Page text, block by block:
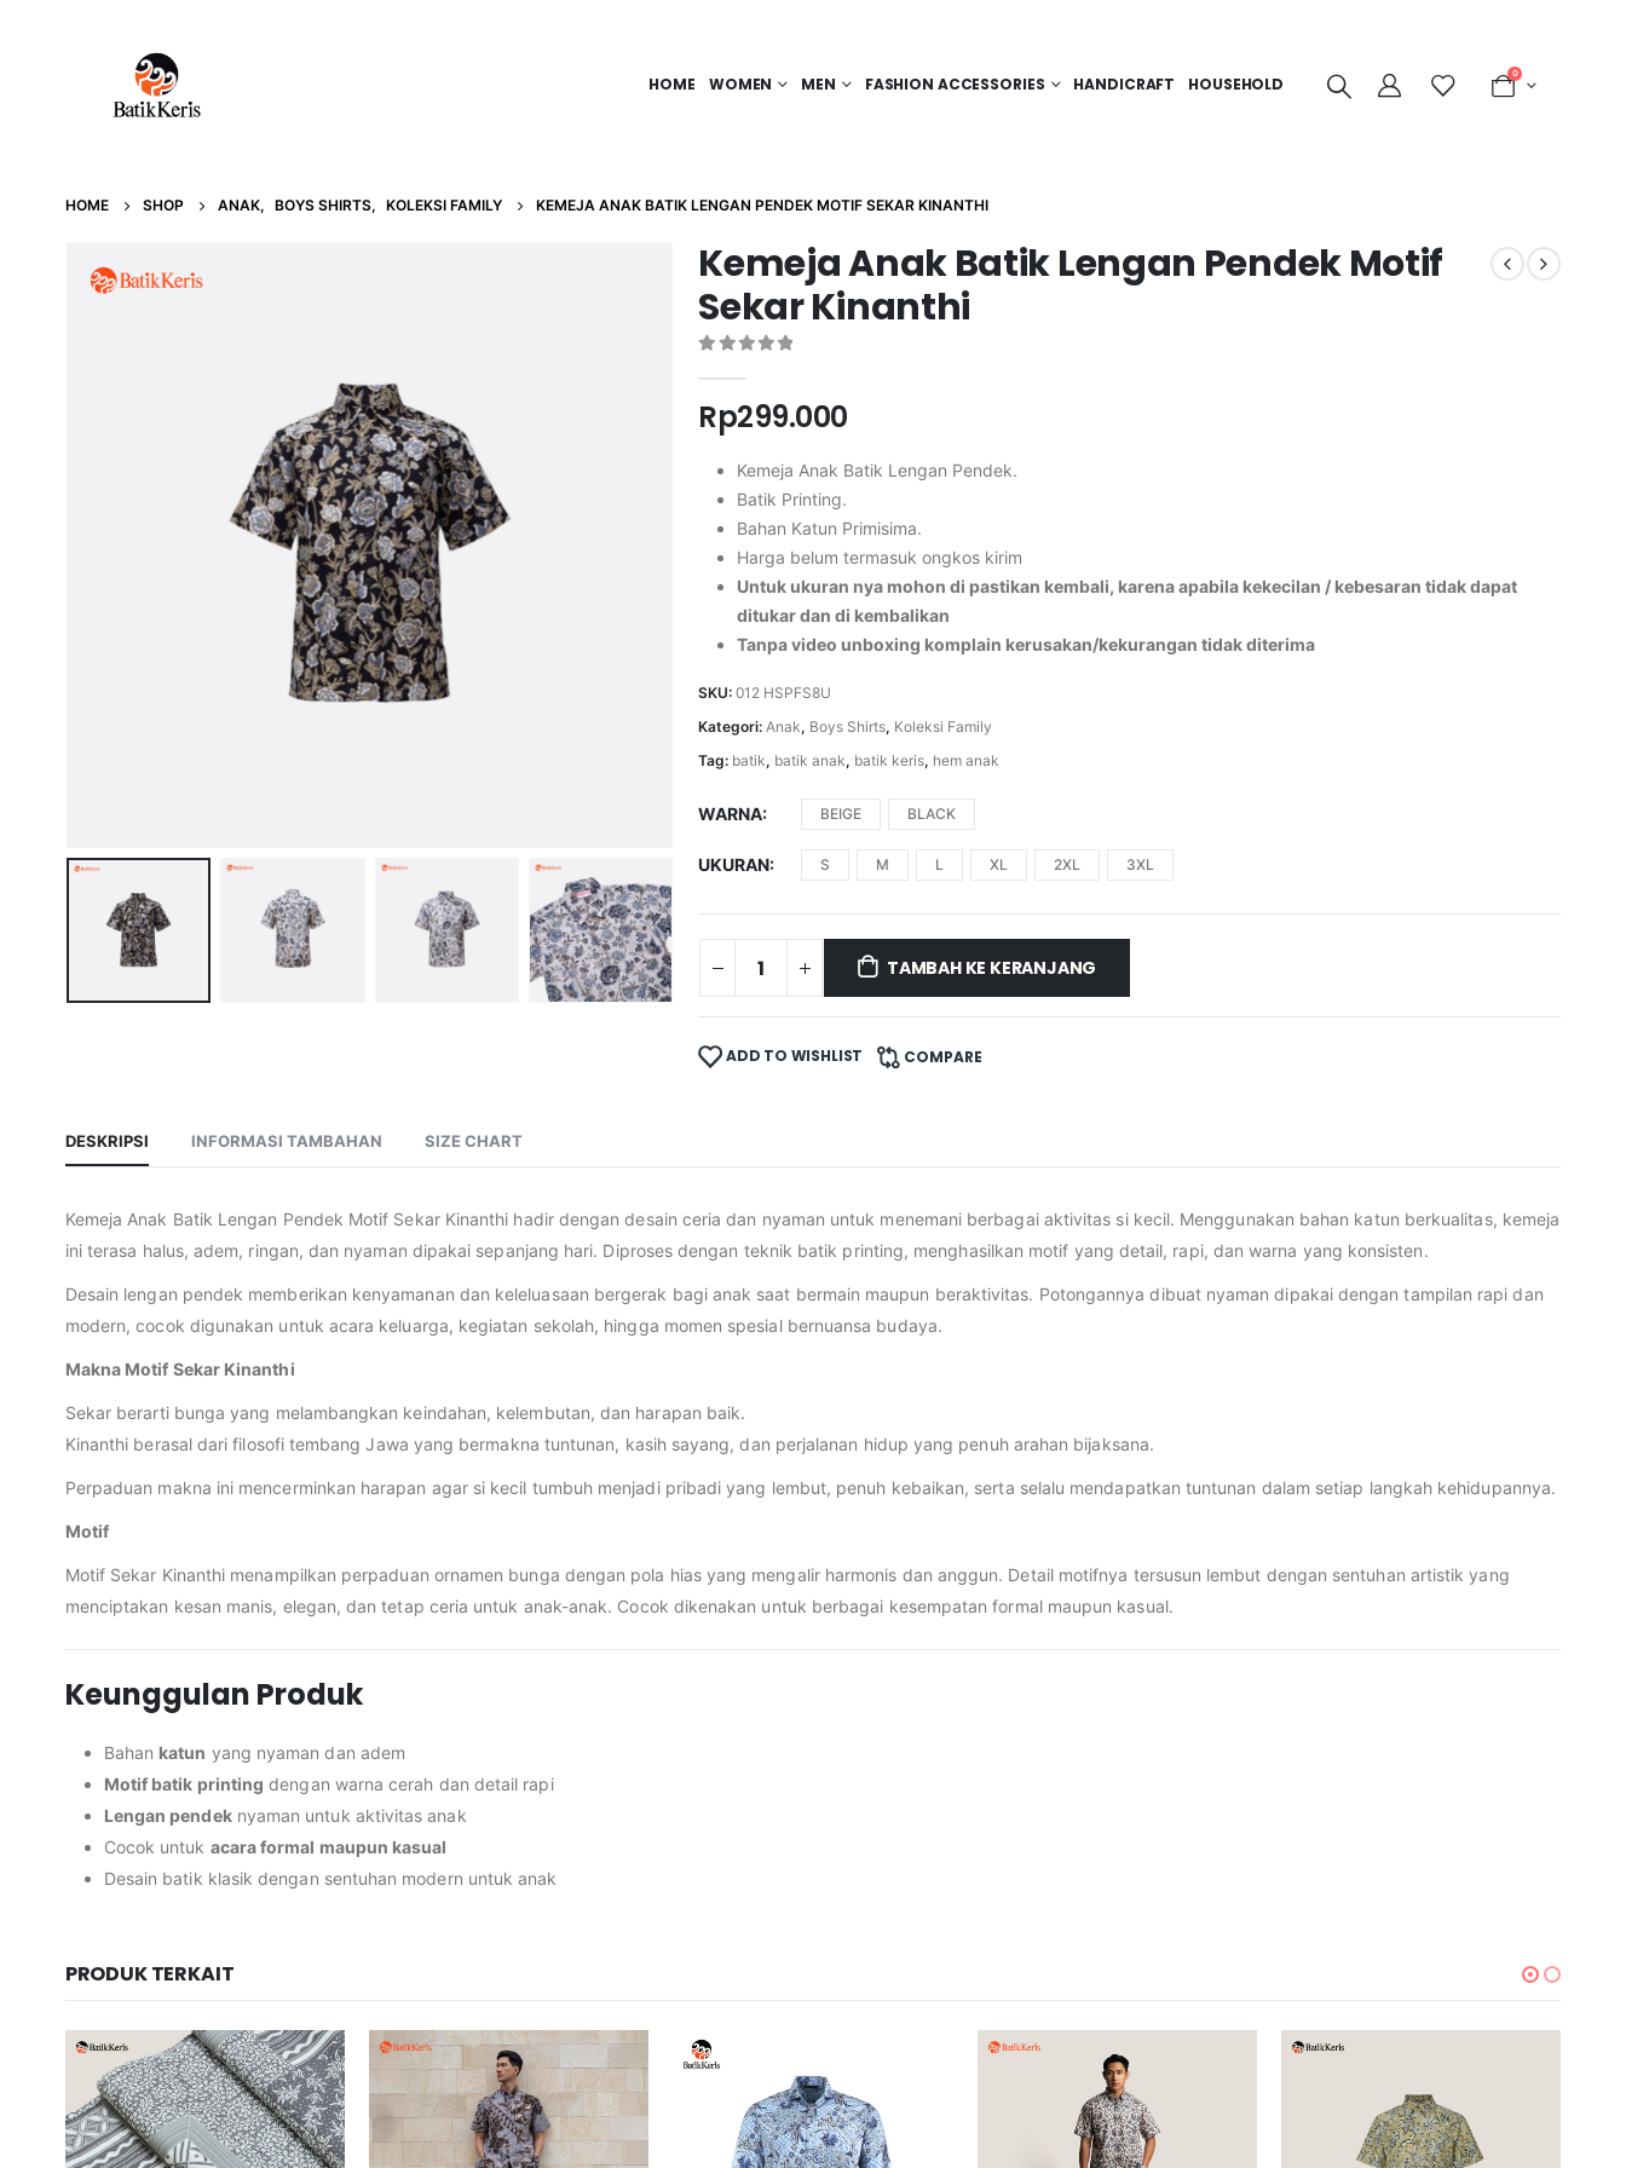
HOME WOMEN MEN FASHION ACCESSORIES HANDICRAFT HOUSEHOLD
0
HOME SHOP ANAK, BOYS SHIRTS, KOLEKSI FAMILY KEMEJA ANAK BATIK LENGAN PENDEK MOTIF SEKAR KINANTHI
Kemeja Anak Batik Lengan Pendek Motif
Sekar Kinanthi
Rp299.000
Kemeja Anak Batik Lengan Pendek.
Batik Printing.
Bahan Katun Primisima.
Harga belum termasuk ongkos kirim
Untuk ukuran nya mohon di pastikan kembali, karena apabila kekecilan / kebesaran tidak dapat
ditukar dan di kembalikan
Tanpa video unboxing komplain kerusakan/kekurangan tidak diterima
SKU:012 HSPFS8U
Kategori: Anak, Boys Shirts, Koleksi Family
Tag: batik, batik anak, batik keris, hem anak
WARNA BEIGE BLACK
UKURAN S M L XL 2XL 3XL
TAMBAH KE KERANJANG
ADD TO WISHLIST COMPARE
DESKRIPSI INFORMASI TAMBAHAN SIZE CHART
Kemeja Anak Batik Lengan Pendek Motif Sekar Kinanthi hadir dengan desain ceria dan nyaman untuk menemani berbagai aktivitas si kecil. Menggunakan bahan katun berkualitas, kemeja
ini terasa halus, adem, ringan, dan nyaman dipakai sepanjang hari. Diproses dengan teknik batik printing, menghasilkan motif yang detail, rapi, dan warna yang konsisten.
Desain lengan pendek memberikan kenyamanan dan keleluasaan bergerak bagi anak saat bermain maupun beraktivitas. Potongannya dibuat nyaman dipakai dengan tampilan rapi dan
modern, cocok digunakan untuk acara keluarga, kegiatan sekolah, hingga momen spesial bernuansa budaya.
Makna Motif Sekar Kinanthi
Sekar berarti bunga yang melambangkan keindahan, kelembutan, dan harapan baik.
Kinanthi berasal dari filosofi tembang Jawa yang bermakna tuntunan, kasih sayang, dan perjalanan hidup yang penuh arahan bijaksana.
Perpaduan makna ini mencerminkan harapan agar si kecil tumbuh menjadi pribadi yang lembut, penuh kebaikan, serta selalu mendapatkan tuntunan dalam setiap langkah kehidupannya.
Motif
Motif Sekar Kinanthi menampilkan perpaduan ornamen bunga dengan pola hias yang mengalir harmonis dan anggun. Detail motifnya tersusun lembut dengan sentuhan artistik yang
menciptakan kesan manis, elegan, dan tetap ceria untuk anak-anak. Cocok dikenakan untuk berbagai kesempatan formal maupun kasual.
Keunggulan Produk
Bahan katun yang nyaman dan adem
Motif batik printing dengan warna cerah dan detail rapi
Lengan pendeknyaman untuk aktivitas anak
Cocok untuk acara formal maupun kasual
Desain batik klasik dengan sentuhan modern untuk anak
PRODUK TERKAIT